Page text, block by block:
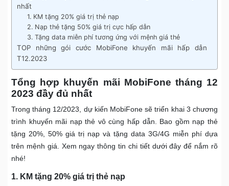
nhất
1. KM tặng 20% giá trị thẻ nạp
2. Nạp thẻ tặng 50% giá trị cực hấp dẫn
3. Tặng data miễn phí tương ứng với mệnh giá thẻ
TOP những gói cước MobiFone khuyến mãi hấp dẫn
T12.2023
Tổng hợp khuyến mãi MobiFone tháng 12
2023 đầy đủ nhất
Trong tháng 12/2023, dự kiến MobiFone sẽ triển khai 3 chương
trình khuyến mãi nạp thẻ vô cùng hấp dẫn. Bao gồm nạp thẻ
tặng 20%, 50% giá trị nạp và tặng data 3G/4G miễn phí dựa
trên mệnh giá. Xem ngay thông tin chi tiết dưới đây để nắm rõ
nhé!
1. KM tặng 20% giá trị thẻ nạp